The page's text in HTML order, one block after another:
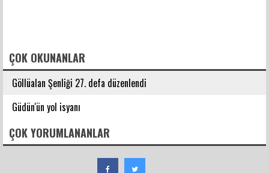
ÇOK OKUNANLAR
Göllüalan Şenliği 27. defa düzenlendi
Güdün'ün yol isyanı
ÇOK YORUMLANANLAR